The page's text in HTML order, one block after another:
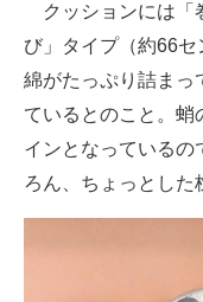
IT製品の技術・比較
モノづくり技術者専門
クッションには「
び」タイプ（約66
綿がたっぷり詰まっ
ているとのこと。蛸
インとなっているの
ろん、ちょっとした